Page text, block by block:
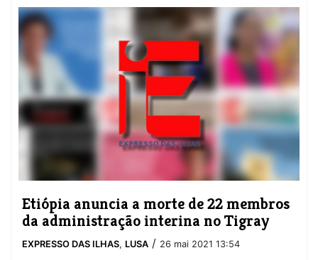
Etiópia anuncia a morte de 22 membros
da administração interina no Tigray
EXPRESSO DAS ILHAS, LUSA / 26 mai 2021 13:54